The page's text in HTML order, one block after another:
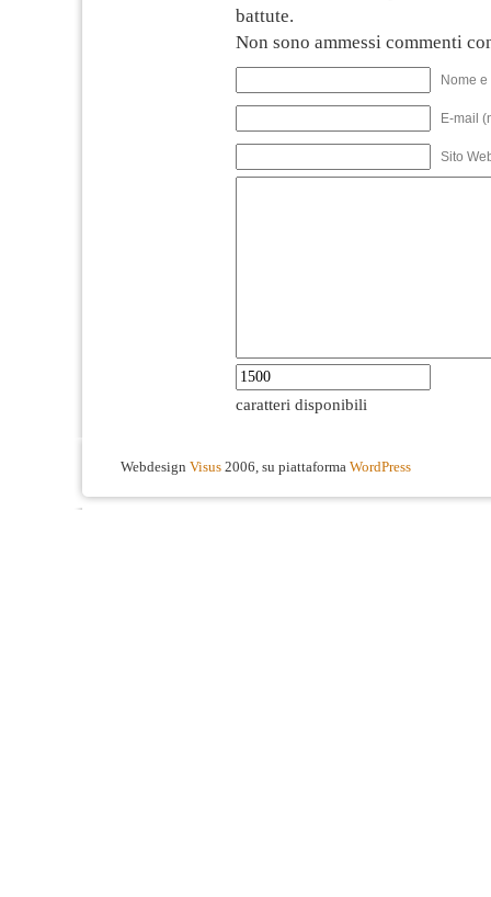
battute.
Non sono ammessi commenti
Nome
E-mail
Sito
caratteri disponibili
Webdesign Visus 2006, su piattaforma WordPress